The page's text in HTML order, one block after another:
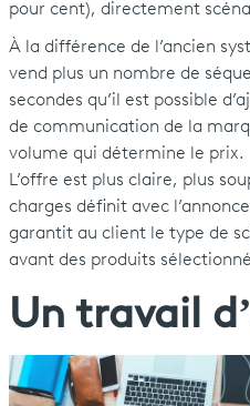
pour cent), directement
À la différence de l’ancien
vend plus un nombre de
secondes qu’il est possible
de communication de la
volume qui détermine le prix.
L’offre est plus claire, plus
charges définit avec
garantit au client le type de
avant des produits
Un travail